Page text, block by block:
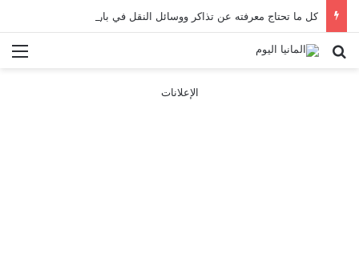
كل ما تحتاج معرفته عن تذاكر ووسائل النقل في باريس 2025
بحث عن
الإعلانات